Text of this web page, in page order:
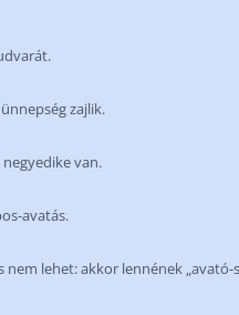
zajlik.
van.
avatás.
nem lehet: akkor lennének „avató-